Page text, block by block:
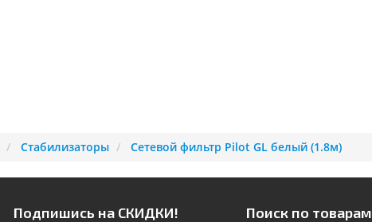
Стабилизаторы Сетевой фильтр Pilot GL белый (1.8м)
Подпишись на СКИДКИ! Поиск по товарам